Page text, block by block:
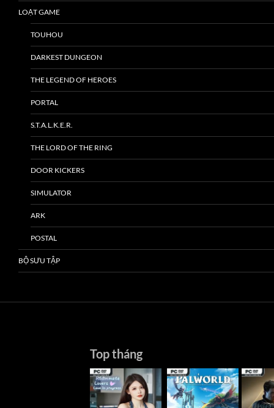
LOẠT GAME
TOUHOU
DARKEST DUNGEON
THE LEGEND OF HEROES
PORTAL
S.T.A.L.K.E.R.
THE LORD OF THE RING
DOOR KICKERS
SIMULATOR
ARK
POSTAL
BỘ SƯU TẬP
Top tháng